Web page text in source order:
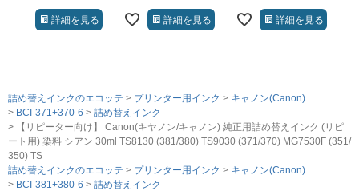
詳細を見る 詳細を見る 詳細を見る
詰め替えインクのエコッテ プリンター用インク
キャノン(Canon)
BCI-371+370-6
詰め替えインク
【リピーター向け】 Canon(キヤノン/キャノン) 純正用詰め替えインク (リピ
ート用) 染料 シアン 30ml TS8130 (381/380) TS9030 (371/370) MG7530F (351/
350) TS
詰め替えインクのエコッテ
プリンター用インク
キャノン(Canon)
BCI-381+380-6
詰め替えインク